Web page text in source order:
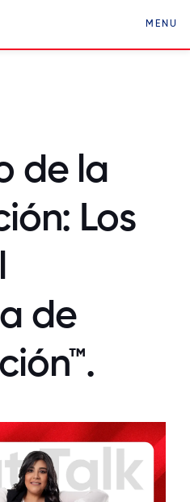
para Trabajar en
MENU
de la
Los
de